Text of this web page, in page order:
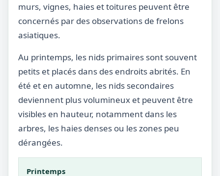
murs, vignes, haies et toitures peuvent être
concernés par des observations de frelons
asiatiques.
Au printemps, les nids primaires sont souvent
petits et placés dans des endroits abrités. En
été et en automne, les nids secondaires
deviennent plus volumineux et peuvent être
visibles en hauteur, notamment dans les
arbres, les haies denses ou les zones peu
dérangées.
Printemps